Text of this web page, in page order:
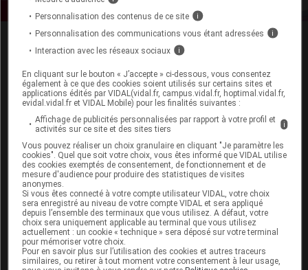
Espace produit
Boutique
VIDAL Expert
VIDAL Hoptimal
eVIDAL
VIDAL Mobile
VIDAL widget
VIDAL Sécurisation
VIDAL e-Services
Espace institutionnel
Personnalisation des contenus de ce site i
Personnalisation des communications vous étant adressées i
Interaction avec les réseaux sociaux i
En cliquant sur le bouton « J’accepte » ci-dessous, vous consentez
également à ce que des cookies soient utilisés sur certains sites et
applications édités par VIDAL(vidal.fr, campus.vidal.fr, hoptimal.vidal.fr,
evidal.vidal.fr et VIDAL Mobile) pour les finalités suivantes :
Affichage de publicités personnalisées par rapport à votre profil et
activités sur ce site et des sites tiers
i
Vous pouvez réaliser un choix granulaire en cliquant "Je paramètre les
cookies". Quel que soit votre choix, vous êtes informé que VIDAL utilise
des cookies exemptés de consentement, de fonctionnement et de
mesure d'audience pour produire des statistiques de visites
anonymes.
Si vous êtes connecté à votre compte utilisateur VIDAL, votre choix
sera enregistré au niveau de votre compte VIDAL et sera appliqué
depuis l’ensemble des terminaux que vous utilisez. A défaut, votre
choix sera uniquement applicable au terminal que vous utilisez
actuellement : un cookie « technique » sera déposé sur votre terminal
pour mémoriser votre choix.
Pour en savoir plus sur l’utilisation des cookies et autres traceurs
similaires, ou retirer à tout moment votre consentement à leur usage,